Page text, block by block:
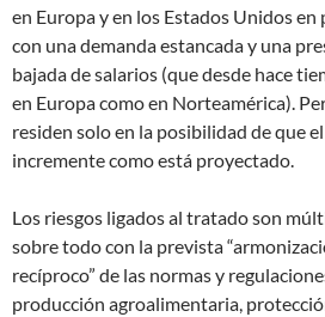
en Europa y en los Estados Unidos en
con una demanda estancada y una
bajada de salarios (que desde hace
en Europa como en Norteamérica).
residen solo en la posibilidad de que
incremente como está proyectado.
Los riesgos ligados al tratado son
sobre todo con la prevista
recíproco” de las normas y
producción agroalimentaria,